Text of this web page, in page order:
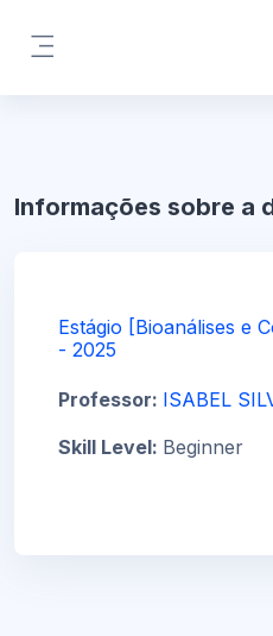
Informações sobre a
Estágio [Bioanálises e
- 2025
Professor: ISABEL
Skill Level: Beginner